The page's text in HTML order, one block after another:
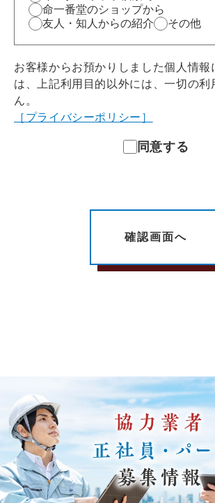
命一番堂のショップから
友人・知人からの紹介
その他
お客様からお預かりしました個人情報
は、上記利用目的以外には、一切の利
ん。
［プライバシーポリシー］
同意する